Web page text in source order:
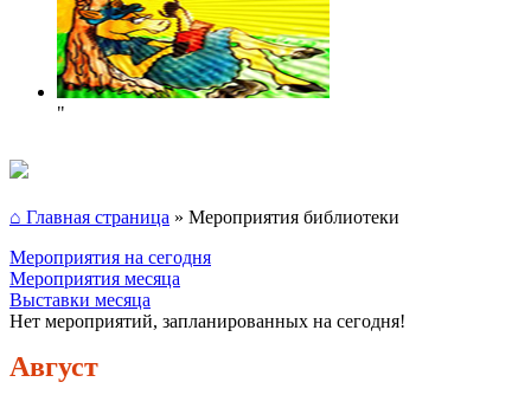
"
⌂ Главная страница » Мероприятия библиотеки
Мероприятия на сегодня
Мероприятия месяца
Выставки месяца
Нет мероприятий, запланированных на сегодня!
Август